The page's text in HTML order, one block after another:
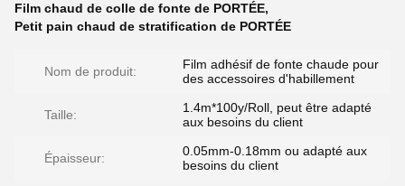
Film chaud de colle de fonte de PORTÉE,
Petit pain chaud de stratification de PORTÉE
Nom de produit:
Film adhésif de fonte chaude pour
des accessoires d'habillement
Taille:
1.4m*100y/Roll, peut être adapté
aux besoins du client
Épaisseur:
0.05mm-0.18mm ou adapté aux
besoins du client